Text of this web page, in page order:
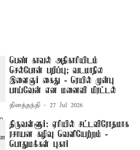
பெண் காவல் அதிகாரியிடம்
செல்போன் பறிப்பு; வடமாநில
இளைஞர் கைது - ரெயில் முன்பு
பாய்வேன் என மனைவி மிரட்டல்
தினத்தந்தி 27 Jul 2026
திருவள்ளூர்: ஏரியில் சட்டவிரோதமாக
ரசாயன கழிவு வெளியேற்றம் -
பொதுமக்கள் புகார்